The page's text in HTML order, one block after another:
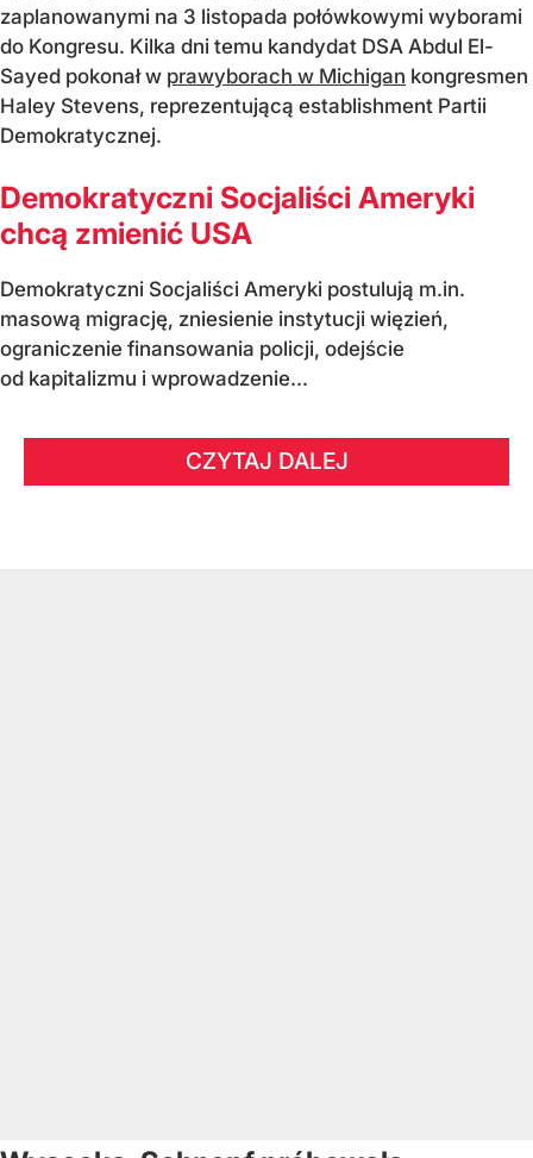
zaplanowanymi na 3 listopada połówkowymi wyborami
do Kongresu. Kilka dni temu kandydat DSA Abdul El-
Sayed pokonał w prawyborach w Michigan kongresmen
Haley Stevens, reprezentującą establishment Partii
Demokratycznej.
Demokratyczni Socjaliści Ameryki
chcą zmienić USA
Demokratyczni Socjaliści Ameryki postulują m.in.
masową migrację, zniesienie instytucji więzień,
ograniczenie finansowania policji, odejście
od kapitalizmu i wprowadzenie...
CZYTAJ DALEJ